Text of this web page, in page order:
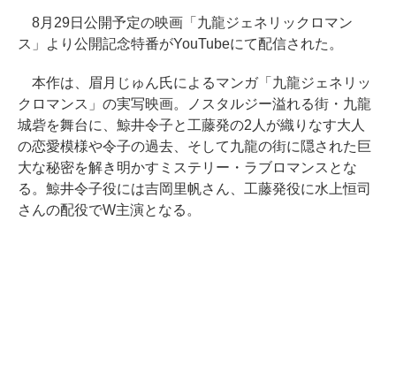
8月29日公開予定の映画「九龍ジェネリックロマン
ス」より公開記念特番がYouTubeにて配信された。
本作は、眉月じゅん氏によるマンガ「九龍ジェネリッ
クロマンス」の実写映画。ノスタルジー溢れる街・九龍
城砦を舞台に、鯨井令子と工藤発の2人が織りなす大人
の恋愛模様や令子の過去、そして九龍の街に隠された巨
大な秘密を解き明かすミステリー・ラブロマンスとな
る。鯨井令子役には吉岡里帆さん、工藤発役に水上恒司
さんの配役でW主演となる。